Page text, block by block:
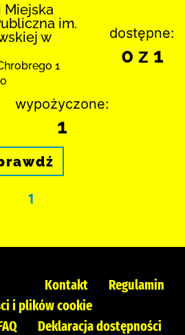
Miejska
im.
w
1
dostępne:
0 z 1
wypożyczone:
1
1
Kontakt
Regulamin
i plików cookie
Deklaracja dostępności